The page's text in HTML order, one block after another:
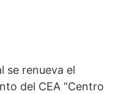
se renueva el
del CEA “Centro